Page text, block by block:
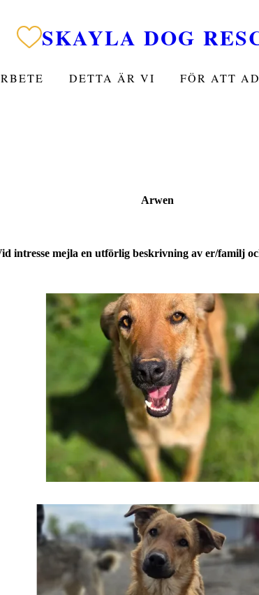
SKAYLA DOG
DETTA ÄR VI FÖR ATT
Arwen
intresse mejla en utförlig beskrivning av er/familj